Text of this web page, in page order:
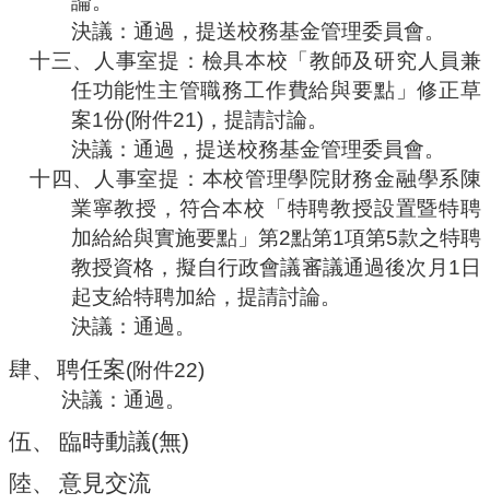
決議：通過，提送校務基金管理委員會。
十三、
人事室提： 檢具本校「教師及研究人員兼
任功能性主管職務工作費給與要點」修正草
案1份(附件21) ，提請討論。
決議：通過，提送校務基金管理委員會。
十四、
人事室提 ：本校管理學院財務金融學系陳
業寧教授，符合本校「特聘教授設置暨特聘
加給給與實施要點」第2點第1項第5款之特聘
教授資格，擬自行政會議審議通過後次月 1 日
起支給特聘加給，提請討論。
決議：通過。
肆、 聘任案(附件22)
決議：通過。
伍、 臨時動議(無)
陸、
意見交流